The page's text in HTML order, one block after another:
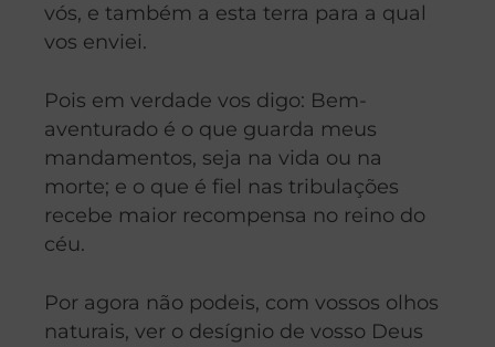
vós, e também a esta terra para a qual
vos enviei.
Pois em verdade vos digo: Bem-
aventurado é o que guarda meus
mandamentos, seja na vida ou na
morte; e o que é fiel nas tribulações
recebe maior recompensa no reino do
céu.
Por agora não podeis, com vossos olhos
naturais, ver o desígnio de vosso Deus